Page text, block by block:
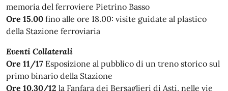
memoria del ferroviere Pietrino Basso
Ore 15.00 fino alle ore 18.00: visite guidate al plastico
della Stazione ferroviaria
Eventi Collaterali
Ore 11/17 Esposizione al pubblico di un treno storico sul
primo binario della Stazione
Ore 10.30/12 la Fanfara dei Bersaglieri di Asti, nelle vie